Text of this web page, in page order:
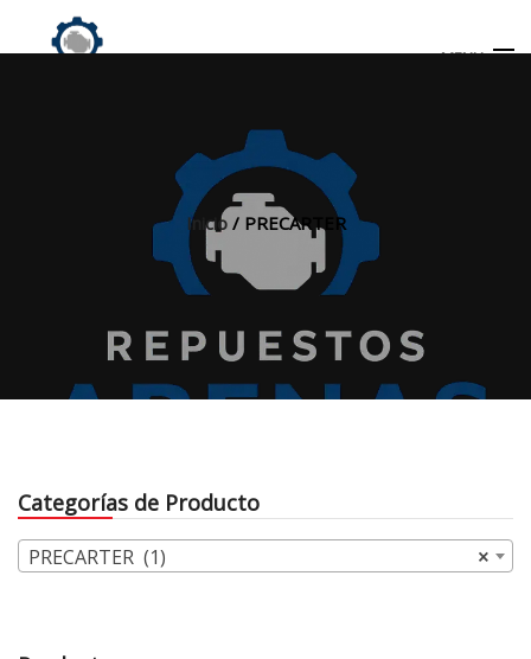
MENU
Inicio/ PRECARTER
Categorías de Producto
×
PRECARTER (1)